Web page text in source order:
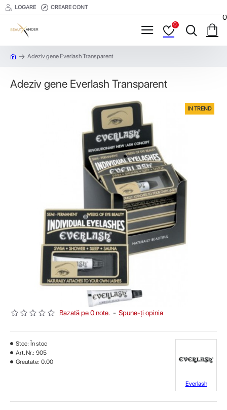
LOGARE CREARE CONT
0
0
Adeziv gene Everlash Transparent
Adeziv gene Everlash Transparent
IN TREND
Bazată pe 0 note. - Spune-ţi opinia
Stoc: În stoc
Art. Nr.: 905
Greutate: 0.00
Everlash